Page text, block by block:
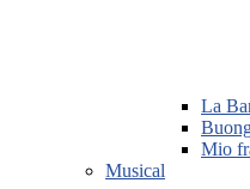
La
Mio
Musical